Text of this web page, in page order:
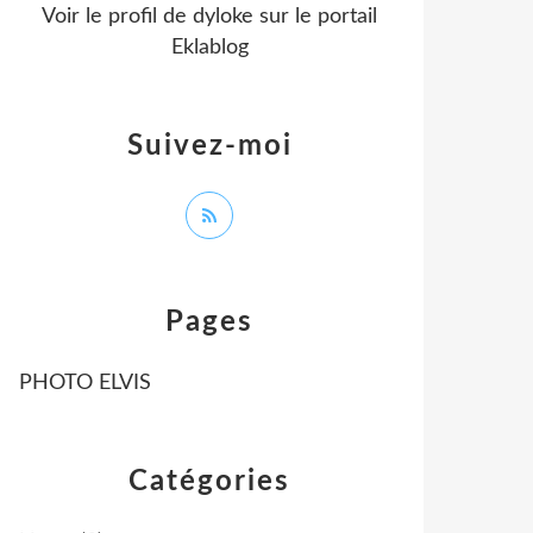
Catégories
Pages
PHOTO ELVIS
Suivez-moi
Voir le profil de dyloke sur le portail
Eklablog